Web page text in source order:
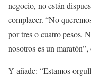
negocio, no están
complacer. “No
por tres o cuatro pesos.
nosotros es un
Y añade: “Estamos